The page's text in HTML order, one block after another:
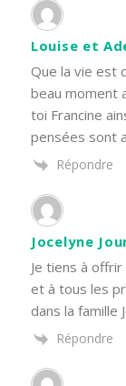
Louise et
Que la vie est
beau moment
toi Francine
pensées sont
Répondre
Jocelyne
Je tiens à
et à tous les
dans la famille
Répondre